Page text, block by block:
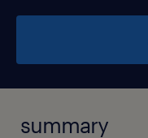
summary